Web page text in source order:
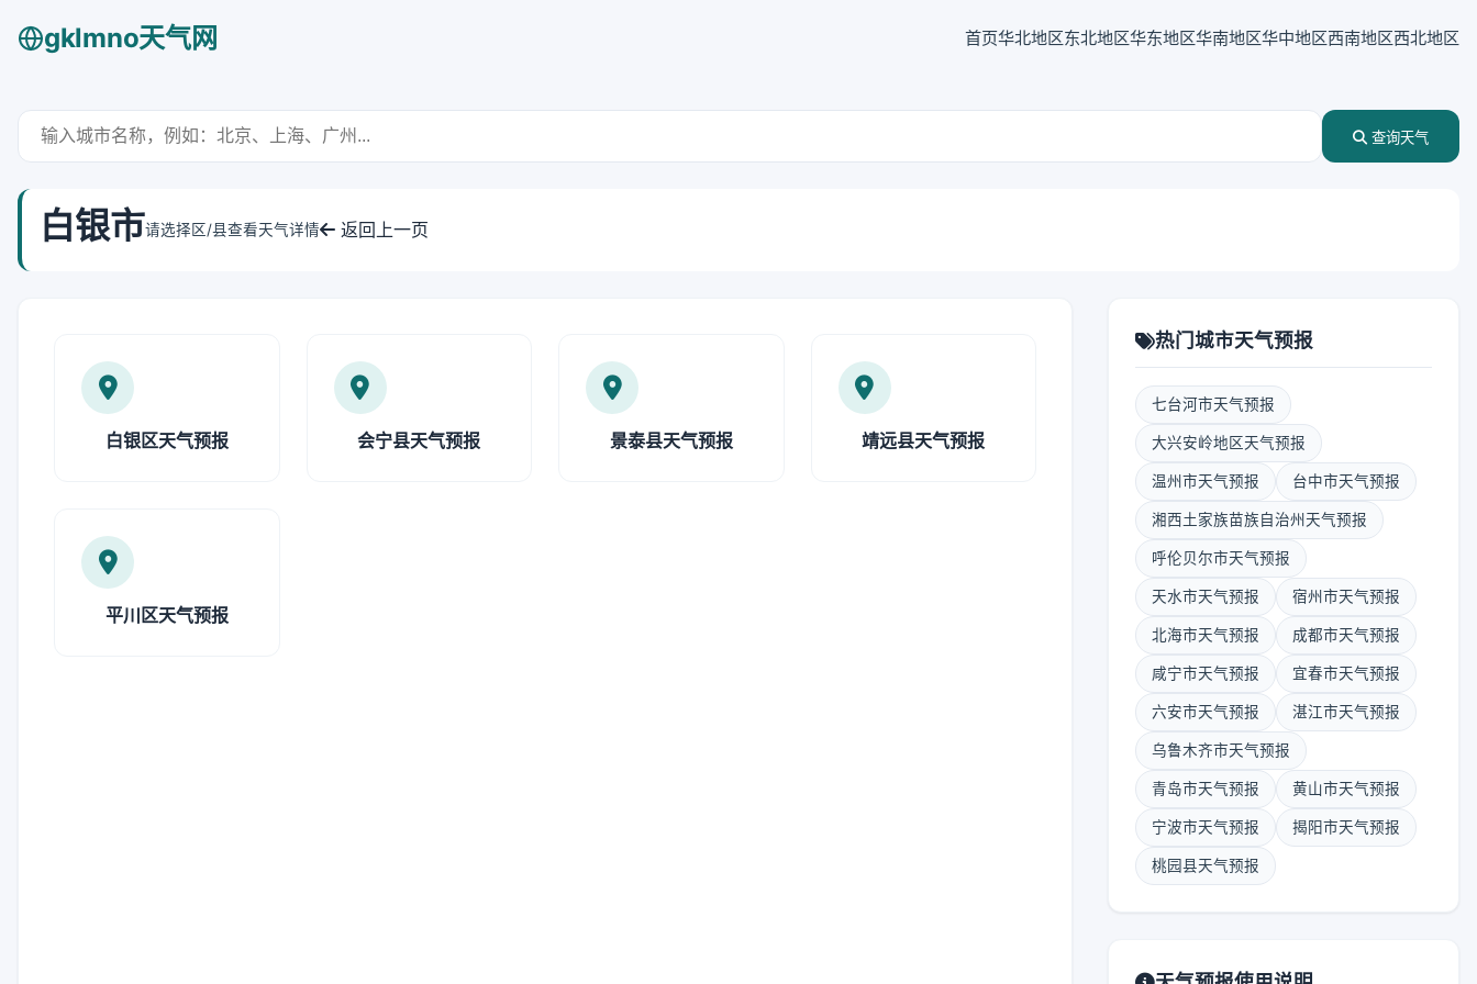
gklmno天气网 首页华北地区东北地区华东地区华南地区华中地区西南地区西北地区
查询天气
白银市请选择区/县查看天气详情 返回上一页
白银区天气预报 会宁县天气预报 景泰县天气预报 靖远县天气预报
平川区天气预报
热门城市天气预报
七台河市天气预报
大兴安岭地区天气预报
温州市天气预报 台中市天气预报
湘西土家族苗族自治州天气预报
呼伦贝尔市天气预报
天水市天气预报 宿州市天气预报
北海市天气预报 成都市天气预报
咸宁市天气预报 宜春市天气预报
六安市天气预报 湛江市天气预报
乌鲁木齐市天气预报
青岛市天气预报 黄山市天气预报
宁波市天气预报 揭阳市天气预报
桃园县天气预报